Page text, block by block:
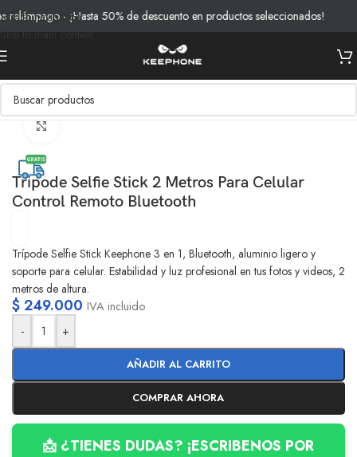
Skip to navigation
Skip to main content
- ¡Hasta 50% de descuento en productos seleccionados!
Inicio/Productos/Fotografia y Video/Tripodes
Tripode Selfie Stick 2 Metros Para Celular
Control Remoto Bluetooth
Trípode Selfie Stick Keephone 3 en 1, Bluetooth, aluminio ligero y
soporte para celular. Estabilidad y luz profesional en tus fotos y videos, 2
metros de altura.
$249.000 IVA incluido
-
+
AÑADIR AL CARRITO
COMPRAR AHORA
📩 ¿TIENES DUDAS? ¡ESCRIBENOS POR